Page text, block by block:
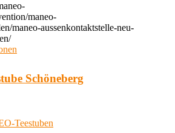
maneo-
maneo-aussenkontaktstelle-neu-
Schöneberg
Teestuben